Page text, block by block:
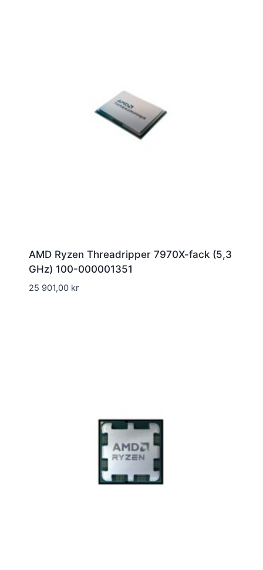
AMD Ryzen Threadripper 7970X-fack (5,3
GHz) 100-000001351
25 901,00 kr